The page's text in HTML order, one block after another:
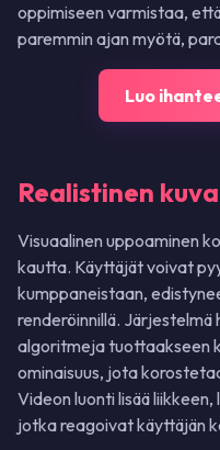
oppimiseen varmistaa,
paremmin ajan myötä,
Luo
Realistinen
Visuaalinen uppoaminen
kautta. Käyttäjät voivat
kumppaneistaan,
renderöinnillä. Järjestelmä
algoritmeja tuottaakseen
ominaisuus, jota
Videon luonti lisää
jotka reagoivat käyttäjän